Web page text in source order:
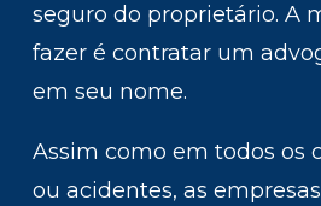
seguro do proprietário. A
fazer é contratar um
em seu nome.
Assim como em todos os
ou acidentes, as